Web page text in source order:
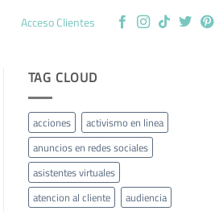
Acceso Clientes
TAG CLOUD
acciones
activismo en linea
anuncios en redes sociales
asistentes virtuales
atencion al cliente
audiencia